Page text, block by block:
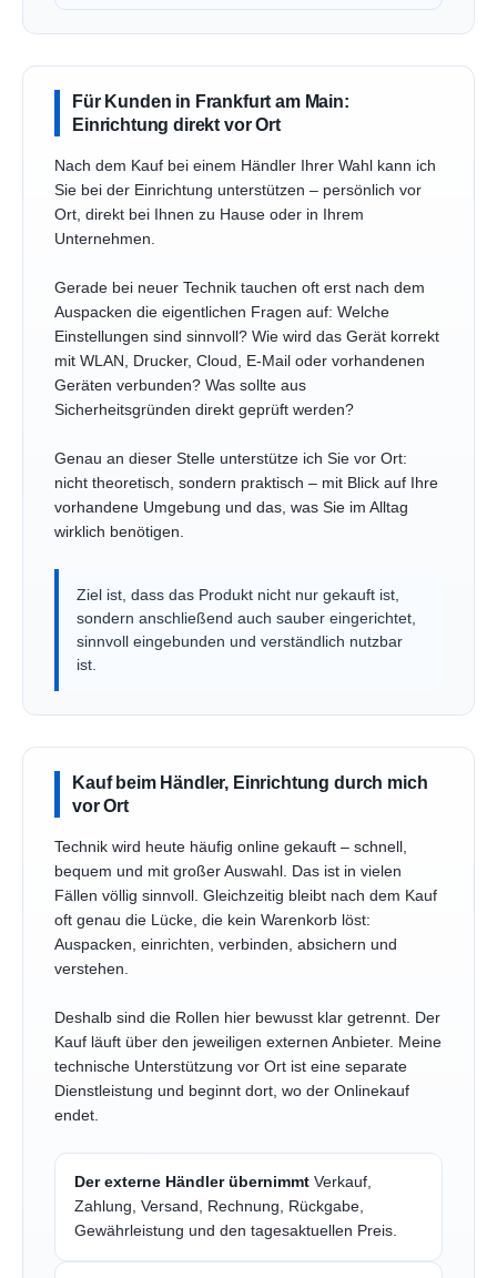
Für Kunden in Frankfurt am Main:
Einrichtung direkt vor Ort
Nach dem Kauf bei einem Händler Ihrer Wahl kann ich
Sie bei der Einrichtung unterstützen – persönlich vor
Ort, direkt bei Ihnen zu Hause oder in Ihrem
Unternehmen.
Gerade bei neuer Technik tauchen oft erst nach dem
Auspacken die eigentlichen Fragen auf: Welche
Einstellungen sind sinnvoll? Wie wird das Gerät korrekt
mit WLAN, Drucker, Cloud, E-Mail oder vorhandenen
Geräten verbunden? Was sollte aus
Sicherheitsgründen direkt geprüft werden?
Genau an dieser Stelle unterstütze ich Sie vor Ort:
nicht theoretisch, sondern praktisch – mit Blick auf Ihre
vorhandene Umgebung und das, was Sie im Alltag
wirklich benötigen.
Ziel ist, dass das Produkt nicht nur gekauft ist,
sondern anschließend auch sauber eingerichtet,
sinnvoll eingebunden und verständlich nutzbar
ist.
Kauf beim Händler, Einrichtung durch mich
vor Ort
Technik wird heute häufig online gekauft – schnell,
bequem und mit großer Auswahl. Das ist in vielen
Fällen völlig sinnvoll. Gleichzeitig bleibt nach dem Kauf
oft genau die Lücke, die kein Warenkorb löst:
Auspacken, einrichten, verbinden, absichern und
verstehen.
Deshalb sind die Rollen hier bewusst klar getrennt. Der
Kauf läuft über den jeweiligen externen Anbieter. Meine
technische Unterstützung vor Ort ist eine separate
Dienstleistung und beginnt dort, wo der Onlinekauf
endet.
Der externe Händler übernimmt Verkauf,
Zahlung, Versand, Rechnung, Rückgabe,
Gewährleistung und den tagesaktuellen Preis.